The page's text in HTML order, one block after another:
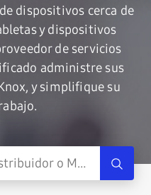
dispositivos cerca de
y dispositivos
de servicios
administre sus
y simplifique su